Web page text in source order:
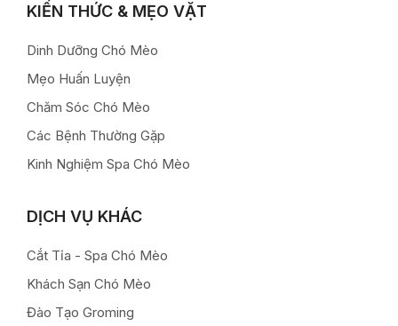
KIẾN THỨC & MẸO VẶT
Dinh Dưỡng Chó Mèo
Mẹo Huấn Luyện
Chăm Sóc Chó Mèo
Các Bệnh Thường Gặp
Kinh Nghiệm Spa Chó Mèo
DỊCH VỤ KHÁC
Cắt Tỉa - Spa Chó Mèo
Khách Sạn Chó Mèo
Đào Tạo Groming